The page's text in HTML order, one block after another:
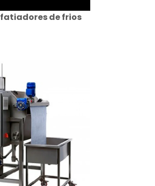
fatiadores de frios